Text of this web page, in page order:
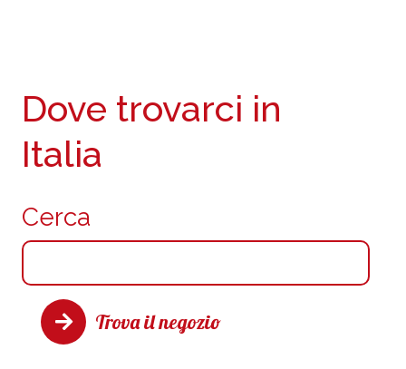
Cerca
Trova il negozio
Dove trovarci in
Italia